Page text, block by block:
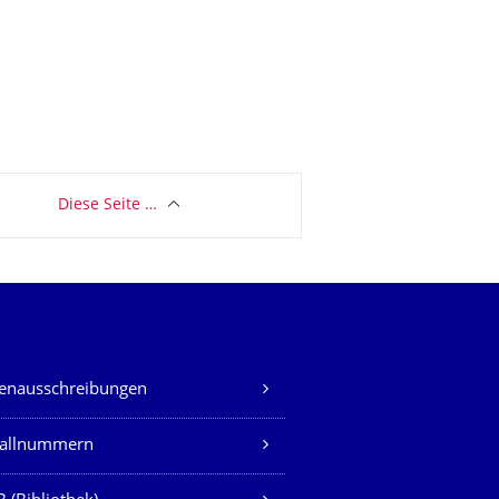
Diese Seite …